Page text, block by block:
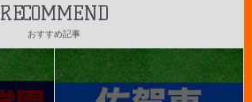
RECOMMEND
おすすめ記事